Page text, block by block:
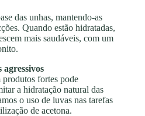
das unhas, mantendo-as
Quando estão hidratadas,
mais saudáveis, com um
fortes pode
a hidratação natural das
o uso de luvas nas tarefas
de acetona.